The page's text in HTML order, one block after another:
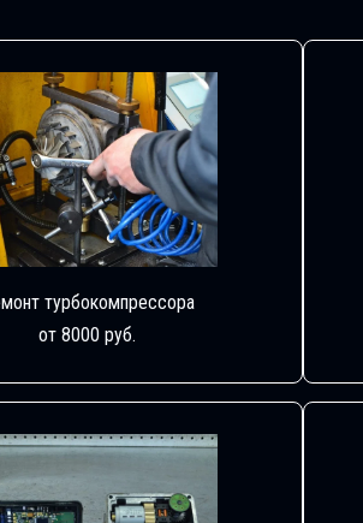
турбокомпрессора
от 8000 руб.